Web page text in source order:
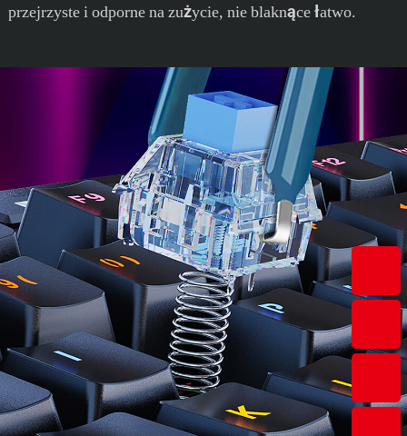
przejrzyste i odporne na zużycie, nie blaknące łatwo.